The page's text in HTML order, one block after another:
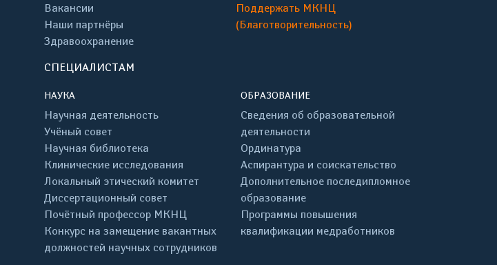
Вакансии
Наши партнёры
Здравоохранение
Поддержать МКНЦ
(Благотворительность)
СПЕЦИАЛИСТАМ
НАУКА
Научная деятельность
Учёный совет
Научная библиотека
Клинические исследования
Локальный этический комитет
Диссертационный совет
Почётный профессор МКНЦ
Конкурс на замещение вакантных
должностей научных сотрудников
ОБРАЗОВАНИЕ
Сведения об образовательной
деятельности
Ординатура
Аспирантура и соискательство
Дополнительное последипломное
образование
Программы повышения
квалификации медработников